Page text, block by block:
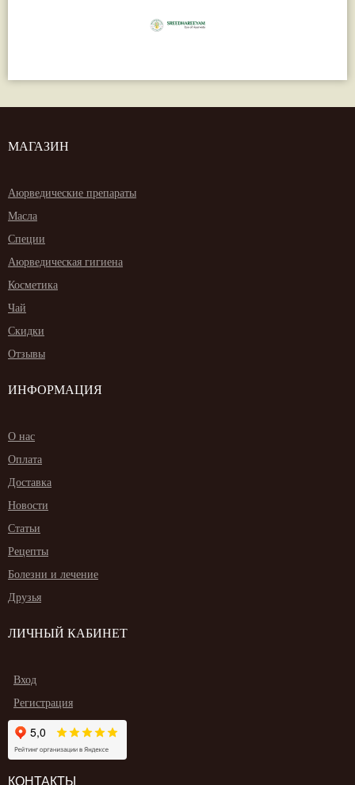
МАГАЗИН
Аюрведические препараты
Масла
Специи
Аюрведическая гигиена
Косметика
Чай
Скидки
Отзывы
ИНФОРМАЦИЯ
О нас
Оплата
Доставка
Новости
Статьи
Рецепты
Болезни и лечение
Друзья
ЛИЧНЫЙ КАБИНЕТ
Вход
Регистрация
КОНТАКТЫ